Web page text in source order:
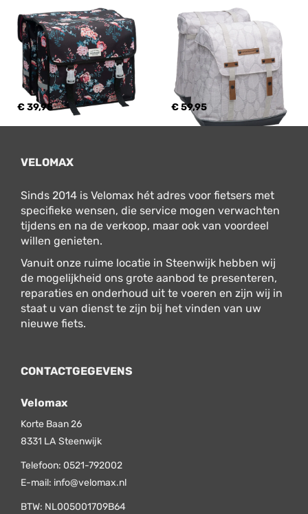
€ 39,95 € 59,95
VELOMAX
Sinds 2014 is Velomax hét adres voor fietsers met
specifieke wensen, die service mogen verwachten
tijdens en na de verkoop, maar ook van voordeel
willen genieten.
Vanuit onze ruime locatie in Steenwijk hebben wij
de mogelijkheid ons grote aanbod te presenteren,
reparaties en onderhoud uit te voeren en zijn wij in
staat u van dienst te zijn bij het vinden van uw
nieuwe fiets.
CONTACTGEGEVENS
Velomax
Korte Baan 26
8331 LA Steenwijk
Telefoon: 0521-792002
E-mail: info@velomax.nl
BTW: NL005001709B64